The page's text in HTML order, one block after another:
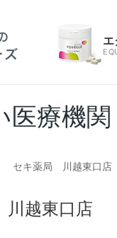
医療機
セキ薬局 川越東口店
越東口店